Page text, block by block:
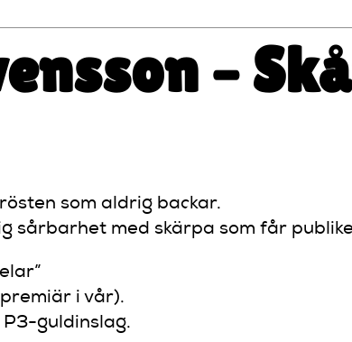
–
som aldrig backar.
sårbarhet med skärpa som får
i vår).
guldinslag.